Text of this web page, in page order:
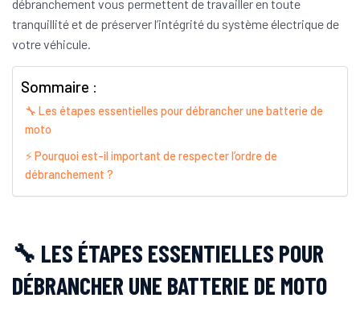
débranchement vous permettent de travailler en toute
tranquillité et de préserver l’intégrité du système électrique de
votre véhicule.
Sommaire :
🔧 Les étapes essentielles pour débrancher une batterie de
moto
⚡ Pourquoi est-il important de respecter l’ordre de
débranchement ?
🔧 LES ÉTAPES ESSENTIELLES POUR
DÉBRANCHER UNE BATTERIE DE MOTO